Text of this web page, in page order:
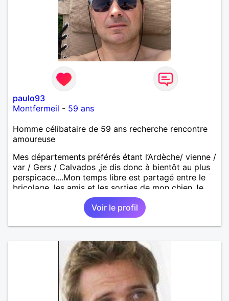
paulo93
Montfermeil - 59 ans
Homme célibataire de 59 ans recherche rencontre
amoureuse
Mes départements préférés étant l’Ardèche/ vienne /
var / Gers / Calvados ,je dis donc à bientôt au plus
perspicace....Mon temps libre est partagé entre le
bricolage ,les amis et les sorties de mon chien.Je
suis motard mais les balades sans passagère sont
plus triste.Sinon je suis quelqu'un de calme qui
apprécie plus la nature que la foule mais je n'aime
pas rester inactif . Pour Fabienne ,je n'ai plus la
falloir bien relire mon, profil ..
Voir le profil